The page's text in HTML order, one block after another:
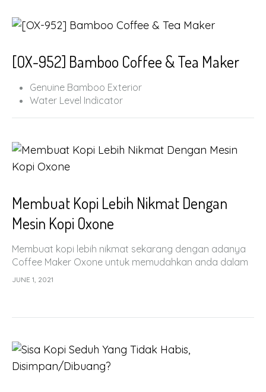
[OX-952] Bamboo Coffee & Tea Maker
Genuine Bamboo Exterior
Water Level Indicator
Auto – Reheat Function
Membuat Kopi Lebih Nikmat Dengan
Mesin Kopi Oxone
Membuat kopi lebih nikmat sekarang dengan adanya
Coffee Maker Oxone untuk memudahkan anda dalam
memenuhi kebutuhan kopi harian anda.
JUNE 1, 2021